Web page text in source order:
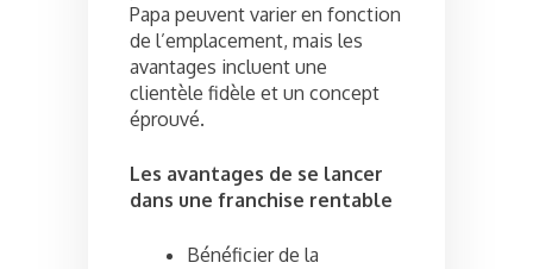
Papa peuvent varier en fonction
de l’emplacement, mais les
avantages incluent une
clientèle fidèle et un concept
éprouvé.
Les avantages de se lancer
dans une franchise rentable
Bénéficier de la